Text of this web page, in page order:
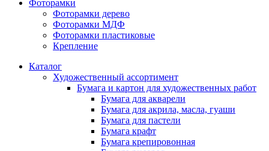
Фоторамки
Фоторамки дерево
Фоторамки МДФ
Фоторамки пластиковые
Крепление
Каталог
Художественный ассортимент
Бумага и картон для художественных работ
Бумага для акварели
Бумага для акрила, масла, гуаши
Бумага для пастели
Бумага крафт
Бумага крепировонная